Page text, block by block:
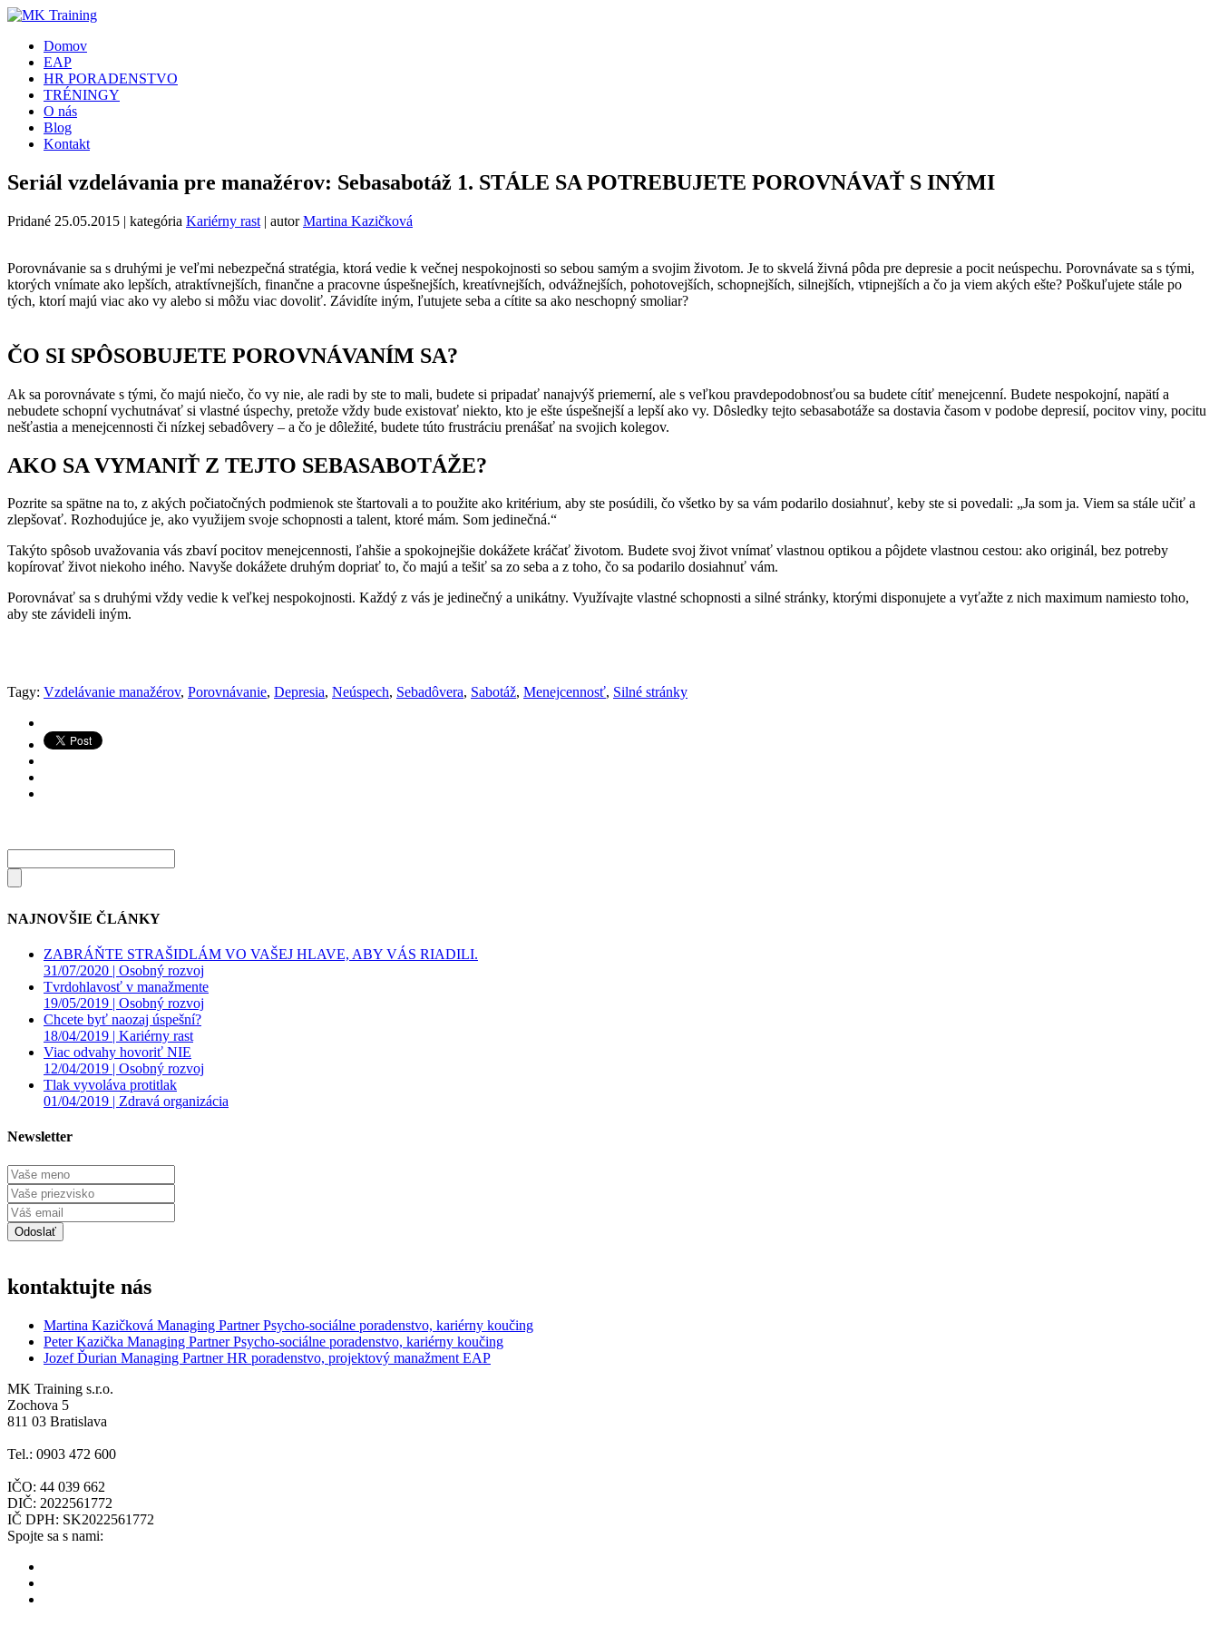
Domov
EAP
HR PORADENSTVO
TRÉNINGY
O nás
Blog
Kontakt
Seriál vzdelávania pre manažérov: Sebasabotáž 1. STÁLE SA POTREBUJETE POROVNÁVAŤ S INÝMI
Pridané 25.05.2015 | kategória Kariérny rast | autor Martina Kazičková
Porovnávanie sa s druhými je veľmi nebezpečná stratégia, ktorá vedie k večnej nespokojnosti so sebou samým a svojim životom. Je to skvelá živná pôda pre depresie a pocit neúspechu. Porovnávate sa s tými,
ktorých vnímate ako lepších, atraktívnejších, finančne a pracovne úspešnejších, kreatívnejších, odvážnejších, pohotovejších, schopnejších, silnejších, vtipnejších a čo ja viem akých ešte? Poškuľujete stále po
tých, ktorí majú viac ako vy alebo si môžu viac dovoliť. Závidíte iným, ľutujete seba a cítite sa ako neschopný smoliar?
ČO SI SPÔSOBUJETE POROVNÁVANÍM SA?
Ak sa porovnávate s tými, čo majú niečo, čo vy nie, ale radi by ste to mali, budete si pripadať nanajvýš priemerní, ale s veľkou pravdepodobnosťou sa budete cítiť menejcenní. Budete nespokojní, napätí a
nebudete schopní vychutnávať si vlastné úspechy, pretože vždy bude existovať niekto, kto je ešte úspešnejší a lepší ako vy. Dôsledky tejto sebasabotáže sa dostavia časom v podobe depresií, pocitov viny, pocitu
nešťastia a menejcennosti či nízkej sebadôvery – a čo je dôležité, budete túto frustráciu prenášať na svojich kolegov.
AKO SA VYMANIŤ Z TEJTO SEBASABOTÁŽE?
Pozrite sa spätne na to, z akých počiatočných podmienok ste štartovali a to použite ako kritérium, aby ste posúdili, čo všetko by sa vám podarilo dosiahnuť, keby ste si povedali: „Ja som ja. Viem sa stále učiť a
zlepšovať. Rozhodujúce je, ako využijem svoje schopnosti a talent, ktoré mám. Som jedinečná.“
Takýto spôsob uvažovania vás zbaví pocitov menejcennosti, ľahšie a spokojnejšie dokážete kráčať životom. Budete svoj život vnímať vlastnou optikou a pôjdete vlastnou cestou: ako originál, bez potreby
kopírovať život niekoho iného. Navyše dokážete druhým dopriať to, čo majú a tešiť sa zo seba a z toho, čo sa podarilo dosiahnuť vám.
Porovnávať sa s druhými vždy vedie k veľkej nespokojnosti. Každý z vás je jedinečný a unikátny. Využívajte vlastné schopnosti a silné stránky, ktorými disponujete a vyťažte z nich maximum namiesto toho,
aby ste závideli iným.
Tagy: Vzdelávanie manažérov, Porovnávanie, Depresia, Neúspech, Sebadôvera, Sabotáž, Menejcennosť, Silné stránky
NAJNOVŠIE ČLÁNKY
ZABRÁŇTE STRAŠIDLÁM VO VAŠEJ HLAVE, ABY VÁS RIADILI.
31/07/2020 | Osobný rozvoj
Tvrdohlavosť v manažmente
19/05/2019 | Osobný rozvoj
Chcete byť naozaj úspešní?
18/04/2019 | Kariérny rast
Viac odvahy hovoriť NIE
12/04/2019 | Osobný rozvoj
Tlak vyvoláva protitlak
01/04/2019 | Zdravá organizácia
Newsletter
kontaktujte nás
Martina Kazičková Managing PartnerPsycho-sociálne poradenstvo, kariérny koučing
Peter Kazička Managing PartnerPsycho-sociálne poradenstvo, kariérny koučing
Jozef Ďurian Managing PartnerHR poradenstvo, projektový manažment EAP
MK Training s.r.o.
Zochova 5
811 03 Bratislava
Tel.: 0903 472 600
IČO: 44 039 662
DIČ: 2022561772
IČ DPH: SK2022561772
Spojte sa s nami: